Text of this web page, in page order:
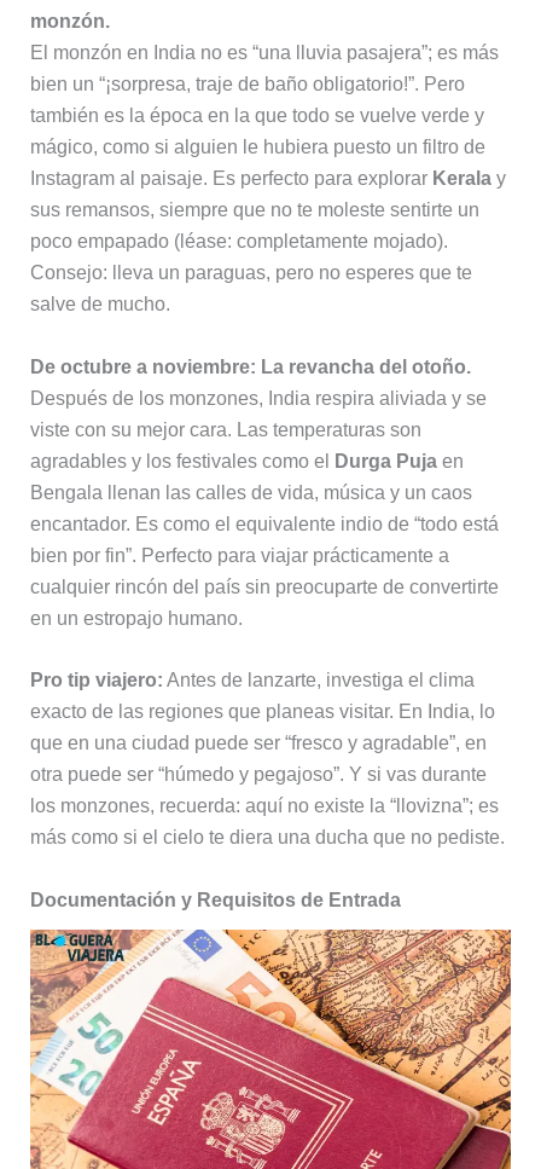
monzón.
El monzón en India no es “una lluvia pasajera”; es más
bien un “¡sorpresa, traje de baño obligatorio!”. Pero
también es la época en la que todo se vuelve verde y
mágico, como si alguien le hubiera puesto un filtro de
Instagram al paisaje. Es perfecto para explorar Keralay
sus remansos, siempre que no te moleste sentirte un
poco empapado (léase: completamente mojado).
Consejo: lleva un paraguas, pero no esperes que te
salve de mucho.
De octubre a noviembre: La revancha del otoño.
Después de los monzones, India respira aliviada y se
viste con su mejor cara. Las temperaturas son
agradables y los festivales como el
Durga Pujaen
Bengala llenan las calles de vida, música y un caos
encantador. Es como el equivalente indio de “todo está
bien por fin”. Perfecto para viajar prácticamente a
cualquier rincón del país sin preocuparte de convertirte
en un estropajo humano.
Pro tip viajero: Antes de lanzarte, investiga el clima
exacto de las regiones que planeas visitar. En India, lo
que en una ciudad puede ser “fresco y agradable”, en
otra puede ser “húmedo y pegajoso”. Y si vas durante
los monzones, recuerda: aquí no existe la “llovizna”; es
más como si el cielo te diera una ducha que no pediste.
Documentación y Requisitos de Entrada